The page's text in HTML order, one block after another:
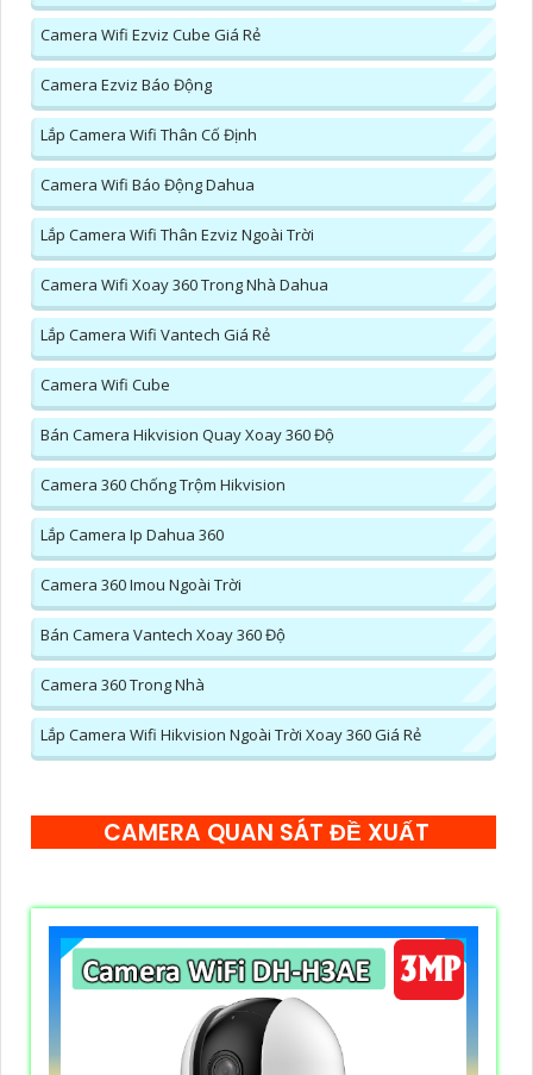
Camera Wifi Ezviz Cube Giá Rẻ
Camera Ezviz Báo Động
Lắp Camera Wifi Thân Cố Định
Camera Wifi Báo Động Dahua
Lắp Camera Wifi Thân Ezviz Ngoài Trời
Camera Wifi Xoay 360 Trong Nhà Dahua
Lắp Camera Wifi Vantech Giá Rẻ
Camera Wifi Cube
Bán Camera Hikvision Quay Xoay 360 Độ
Camera 360 Chống Trộm Hikvision
Lắp Camera Ip Dahua 360
Camera 360 Imou Ngoài Trời
Bán Camera Vantech Xoay 360 Độ
Camera 360 Trong Nhà
Lắp Camera Wifi Hikvision Ngoài Trời Xoay 360 Giá Rẻ
CAMERA QUAN SÁT ĐỀ XUẤT